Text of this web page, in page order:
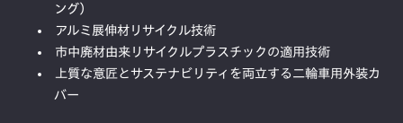
ング）
アルミ展伸材リサイクル技術
市中廃材由来リサイクルプラスチックの適用技術
上質な意匠とサステナビリティを両立する二輪車用外装カ
バー